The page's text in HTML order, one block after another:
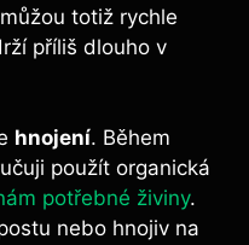
totiž rychle
příliš dlouho v
hnojení. Během
použít organická
potřebné živiny.
nebo hnojiv na